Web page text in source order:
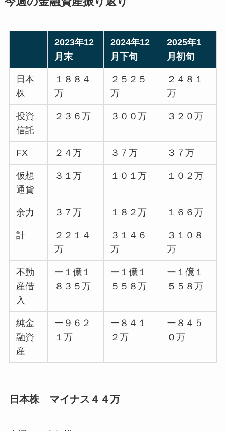
2023年12
月末
2024年12
月下旬
2025年1
月初旬
日本
株
１８８４
万
２５２５
万
２４８１
万
投資
信託
２３６万 ３００万 ３２０万
FX ２４万 ３７万 ３７万
仮想
通貨
３１万 １０１万 １０２万
余力 ３７万 １８２万 １６６万
計
２２１４
万
３１４６
万
３１０８
万
不動
産借
入
ー１億１
８３５万
ー１億１
５５８万
ー１億１
５５８万
純金
融資
産
ー９６２
１万
ー８４１
２万
ー８４５
０万
日本株 マイナス４４万